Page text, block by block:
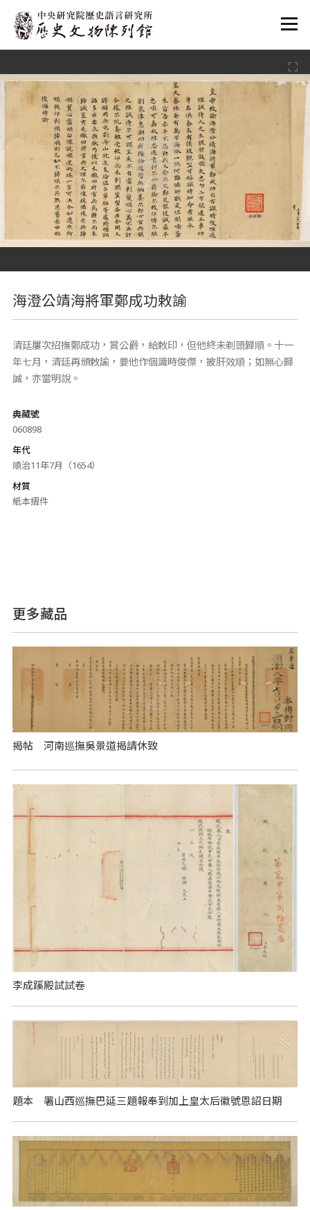
:::
海澄公靖海將軍鄭成功敕諭
清廷屢次招撫鄭成功，賞公爵，給敕印，但他終未剃頭歸順。十一
年七月，清廷再頒敕諭，要他作個識時俊傑，披肝效順；如無心歸
誠，亦當明說。
典藏號
060898
年代
順治11年7月（1654）
材質
紙本摺件
更多藏品
揭帖 河南巡撫吳景道揭請休致
李成蹊殿試試卷
題本 署山西巡撫巴延三題報奉到加上皇太后徽號恩詔日期